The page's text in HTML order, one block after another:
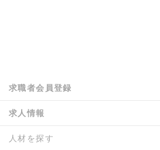
求職者会員登録
求人情報
人材を探す